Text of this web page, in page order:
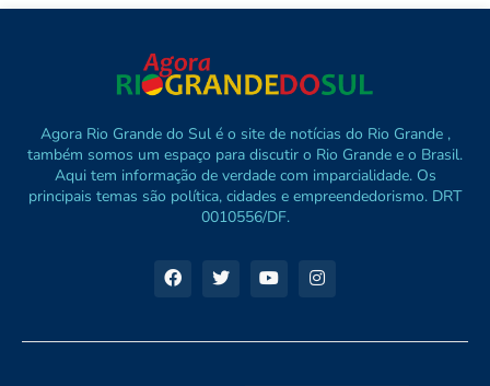
Agora Rio Grande do Sul é o site de notícias do Rio Grande ,
também somos um espaço para discutir o Rio Grande e o Brasil.
Aqui tem informação de verdade com imparcialidade. Os
principais temas são política, cidades e empreendedorismo. DRT
0010556/DF.